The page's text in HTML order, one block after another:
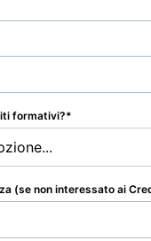
formativi?
(se non interessato ai